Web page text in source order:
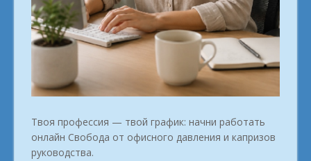
Твоя профессия — твой график: начни работать
онлайн Свобода от офисного давления и капризов
руководства.